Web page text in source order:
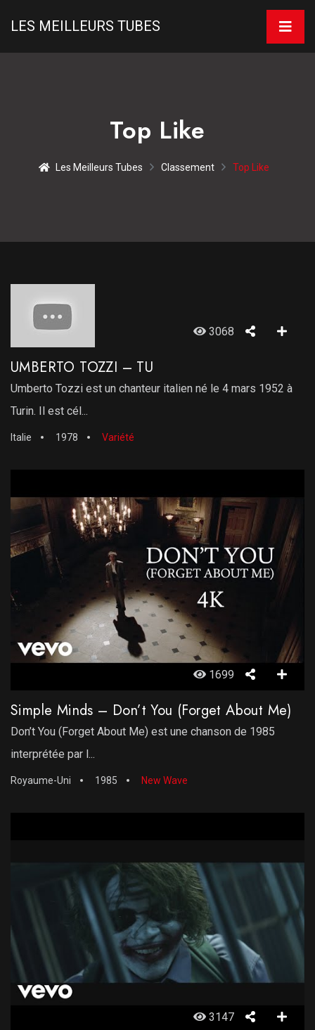
LES MEILLEURS TUBES
Top Like
Les Meilleurs Tubes Classement Top Like
3068
UMBERTO TOZZI – TU
Umberto Tozzi est un chanteur italien né le 4 mars 1952 à
Turin. Il est cél...
Italie 1978 Variété
1699
Simple Minds – Don’t You (Forget About Me)
Don’t You (Forget About Me) est une chanson de 1985
interprétée par l...
Royaume-Uni 1985 New Wave
3147